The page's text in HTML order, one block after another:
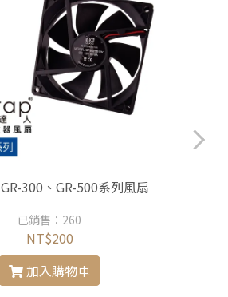
inaday's GR-300、GR-500系列風扇
已銷售：260
NT$200
加入購物車